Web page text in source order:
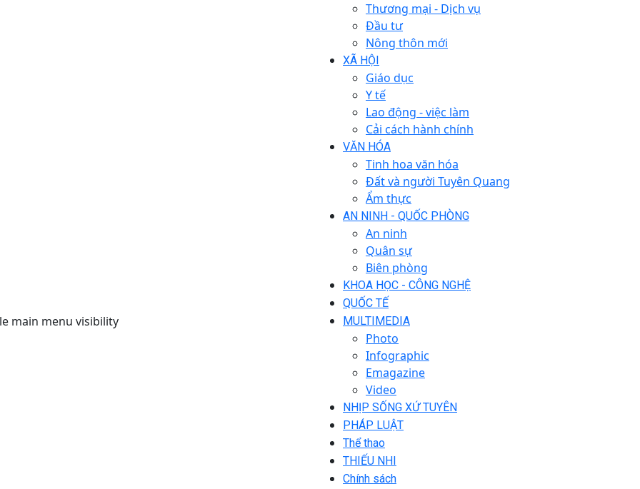
main menu visibility
Thương mại - Dịch vụ
Đầu tư
Nông thôn mới
XÃ HỘI
Giáo dục
Y tế
Lao động - việc làm
Cải cách hành chính
VĂN HÓA
Tinh hoa văn hóa
Đất và người Tuyên Quang
Ẩm thực
AN NINH - QUỐC PHÒNG
An ninh
Quân sự
Biên phòng
KHOA HỌC - CÔNG NGHỆ
QUỐC TẾ
MULTIMEDIA
Photo
Infographic
Emagazine
Video
NHỊP SỐNG XỨ TUYÊN
PHÁP LUẬT
Thể thao
THIẾU NHI
Chính sách